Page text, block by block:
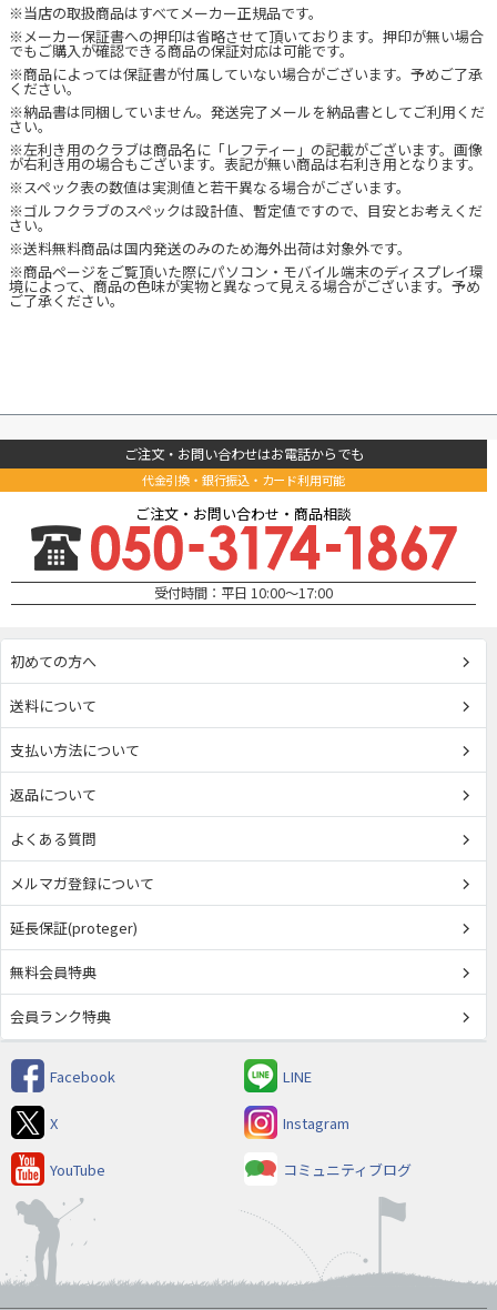
※当店の取扱商品はすべてメーカー正規品です。
※メーカー保証書への押印は省略させて頂いております。押印が無い場合
でもご購入が確認できる商品の保証対応は可能です。
※商品によっては保証書が付属していない場合がございます。予めご了承
ください。
※納品書は同梱していません。発送完了メールを納品書としてご利用くだ
さい。
※左利き用のクラブは商品名に「レフティー」の記載がございます。画像
が右利き用の場合もございます。表記が無い商品は右利き用となります。
※スペック表の数値は実測値と若干異なる場合がございます。
※ゴルフクラブのスペックは設計値、暫定値ですので、目安とお考えくだ
さい。
※送料無料商品は国内発送のみのため海外出荷は対象外です。
※商品ページをご覧頂いた際にパソコン・モバイル端末のディスプレイ環
境によって、商品の色味が実物と異なって見える場合がございます。予め
ご了承ください。
ご注文・お問い合わせはお電話からでも
代金引換・銀行振込・カード利用可能
ご注文・お問い合わせ・商品相談
受付時間：平日 10:00～17:00
初めての方へ
送料について
支払い方法について
返品について
よくある質問
メルマガ登録について
延長保証(proteger)
無料会員特典
会員ランク特典
Facebook LINE
X Instagram
YouTube コミュニティブログ